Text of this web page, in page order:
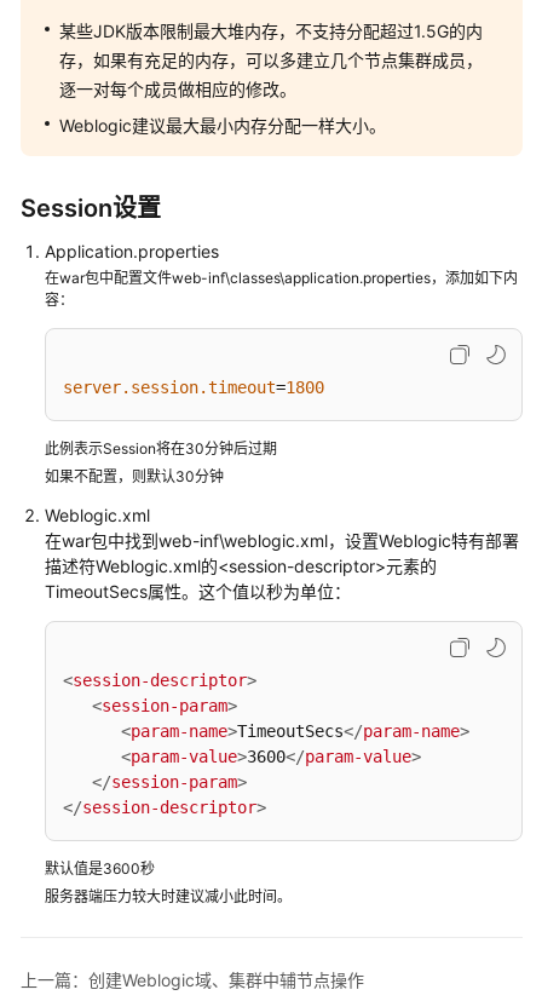
科
技
运
营
理
解
决
华
天
软
件
3D+IM
智
蝶
空
某些JDK版本限制最大堆内存，不支持分配超过1.5G的内
存，如果有充足的内存，可以多建立几个节点集群成员，
逐一对每个成员做相应的修改。
Weblogic建议最大最小内存分配一样大小。
Session设置
Application.properties
在war包中配置文件web-inf\classes\application.properties，添加如下内
容：
server.session.timeout=1800
此例表示Session将在30分钟后过期
如果不配置，则默认30分钟
Weblogic.xml
在war包中找到web-inf\weblogic.xml，设置Weblogic特有部署
描述符Weblogic.xml的<session-descriptor>元素的
TimeoutSecs属性。这个值以秒为单位：
<session-descriptor>
<session-param>
<param-name>TimeoutSecs</param-name>
<param-value>3600</param-value>
</session-param>
</session-descriptor>
默认值是3600秒
服务器端压力较大时建议减小此时间。
上一篇：创建Weblogic域、集群中辅节点操作